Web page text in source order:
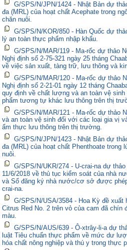
G/SPS/N/JPN/1424 - Nhật Bản dự
đa (MRL) của hoạt chất Acephate trong
chăn nuôi.
G/SPS/N/KOR/850 - Hàn Quốc dự
lý an toàn thực phẩm nhập khẩu.
G/SPS/N/MAR/119 - Ma-rốc dự thảo
Nghị định số 2-75-321 ngày 25 tháng
về việc sản xuất, tàng trữ, lưu thông và
G/SPS/N/MAR/120 - Ma-rốc dự thảo
Nghị định số 2-21-01 ngày 12 tháng
quy định về chất lượng và an toàn vệ
phẩm tương tự khác lưu thông trên thị
G/SPS/N/MAR/121 - Ma-rốc dự thảo
và an toàn vệ sinh đối với các loại gia vị
ẩm thực lưu thông trên thị trường.
G/SPS/N/JPN/1423 - Nhật Bản dự
đa (MRL) của hoạt chất Phenthoate trong
nuôi.
G/SPS/N/UKR/274 - U-crai-na dự
11/6/2018 về thủ tục kiểm soát của nhà
và Sổ đăng ký nhà nước/cơ sở được
crai-na.
G/SPS/N/USA/3584 - Hoa Kỳ đề
Citrus Red No. 2 trên vỏ của cam đã chín
màu.
G/SPS/N/AUS/639 - Ô-xtrây-li-a dự
luật Tiêu chuẩn thực phẩm về mức dư
hóa chất nông nghiệp và thú y trong thực